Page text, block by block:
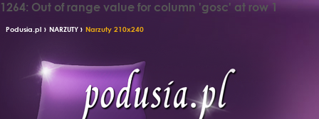
1264: Out of range value for column 'gosc' at row 1
Podusia.pl › NARZUTY › Narzuty 210x240